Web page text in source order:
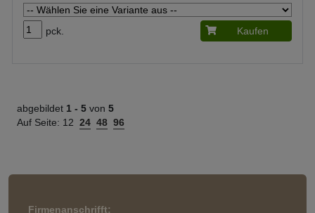
pck. Kaufen
abgebildet 1 - 5 von 5
Auf Seite: 12 24 48 96
Firmenanschrifft: